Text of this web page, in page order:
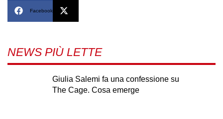
Facebook
NEWS PIÙ LETTE
Giulia Salemi fa una confessione su
The Cage. Cosa emerge